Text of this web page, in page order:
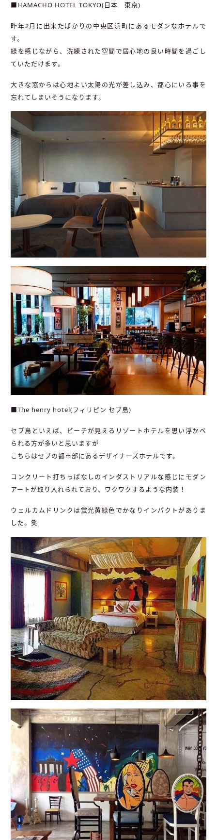
■HAMACHO HOTEL TOKYO(日本 東京)
昨年2月に出来たばかりの中央区浜町にあるモダンなホテルで
す。
緑を感じながら、洗練された空間で居心地の良い時間を過ごし
ていただけます。
大きな窓からは心地よい太陽の光が差し込み、都心にいる事を
忘れてしまいそうになります。
■The henry hotel(フィリピン セブ島)
セブ島といえば、ビーチが見えるリゾートホテルを思い浮かべ
られる方が多いと思いますが
こちらはセブの都市部にあるデザイナーズホテルです。
コンクリート打ちっぱなしのインダストリアルな感じにモダン
アートが取り入れられており、ワクワクするような内装！
ウェルカムドリンクは蛍光黄緑色でかなりインパクトがありま
した。笑